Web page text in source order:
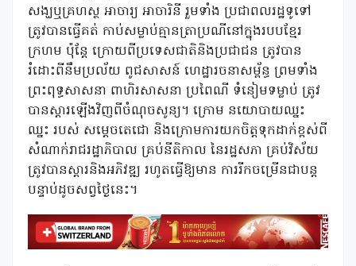
សង្ឃឬគ្រហស្ថ អាចារ្យ អាចារិនី រួមទាំង ប្រជាពលរដ្ឋទូទៅ
ត្រូវបានធ្វើគត់ កាប់សម្លាប់គ្មានត្រាប្រណីនៅក្នុងរបបខ្មែរ
ក្រហម ប៉ុន្តែ ក្រោយពីប្រទេសជាតិនិងប្រជាជន ត្រូវបាន
រំដោះពីនឹមប្រល័យ ពូជសាសន៍ ហេដ្ឋារចនាសម្ព័ន្ធ ព្រមទាំង
ព្រះពុទ្ធសាសនា ពាហិរសាសនា ប្រពៃណី ទំនៀមទម្លាប់ ត្រូវ
បានស្ដារឡើងវិញពីចំណុចសូន្យ។ ក្រោម នយោបាយឈ្នះ
ឈ្នះ របស់ សម្តេចតេជោ និងក្រោមការយកចិត្តទុកដាក់ខ្ពស់ពី
សំណាក់រាជរដ្ឋាភិបាល គ្រប់នីតិកាល នៃរដ្ឋសភា គ្រប់វិស័យ
ត្រូវបានស្ដារនិងអភិវឌ្ឍ រហូតធ្វើឱ្យមាន ការរីកចម្រើនជាបន្ត
បន្ទាប់ដូចសព្វថ្ងៃនេះ។